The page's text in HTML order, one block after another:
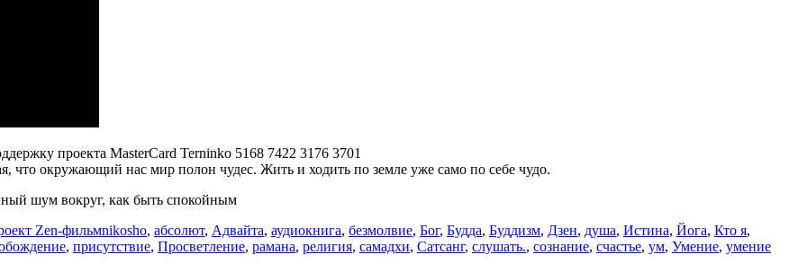
проекта MasterCard Terninko 5168 7422 3176 3701
что окружающий нас мир полон чудес. Жить и ходить по земле уже само по себе чудо.
шум вокруг, как быть спокойным
Zen-фильмМетки
nikosho, абсолют, Адвайта, аудиокнига, безмолвие, Бог, Будда, Буддизм, Дзен, душа, Истина, Йога, Кто я,
, присутствие, Просветление, рамана, религия, самадхи, Сатсанг, слушать., сознание, счастье, ум, Умение, умение